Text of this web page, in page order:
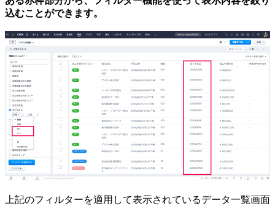
込むことができます。
上記のフィルターを適用して表示されているデータ一覧画面